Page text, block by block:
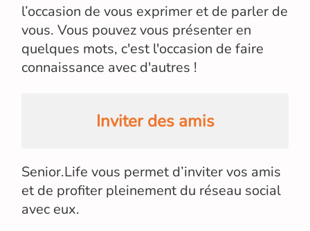
l’occasion de vous exprimer et de parler de
vous. Vous pouvez vous présenter en
quelques mots, c'est l'occasion de faire
connaissance avec d'autres !
Inviter des amis
Senior.Life vous permet d’inviter vos amis
et de profiter pleinement du réseau social
avec eux.